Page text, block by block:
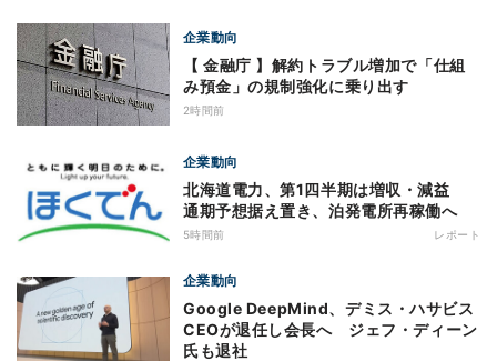
企業動向
【 金融庁 】解約トラブル増加で「仕組
み預金」の規制強化に乗り出す
2時間前
企業動向
北海道電力、第1四半期は増収・減益
通期予想据え置き、泊発電所再稼働へ
5時間前 レポート
企業動向
Google DeepMind、デミス・ハサビス
CEOが退任し会長へ ジェフ・ディーン
氏も退社